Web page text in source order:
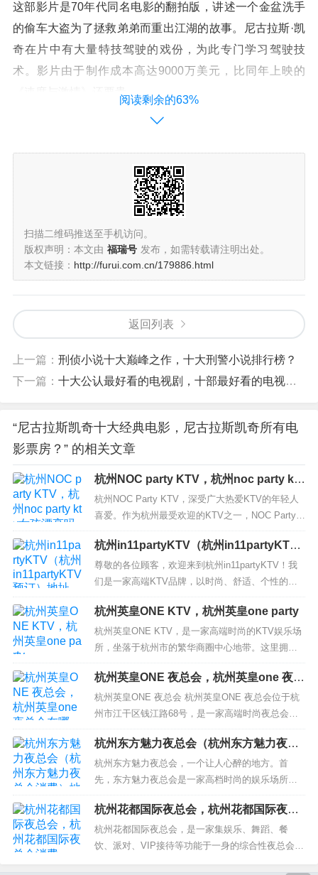
这部影片是70年代同名电影的翻拍版，讲述一个金盆洗手
的偷车大盗为了拯救弟弟而重出江湖的故事。尼古拉斯·凯
奇在片中有大量特技驾驶的戏份，为此专门学习驾驶技
术。影片由于制作成本高达9000万美元，比同年上映的
《速度与激情》还要贵。
7. 《变脸》，全球票房：2.45亿美元
这是尼古拉斯·凯奇在1997年出演的两部动作片之一，北美
票房均突破1亿美元。《变脸》位列北美年度第8，是华人
导演吴宇森在美国最受好评的作品，也是他晋升为商业导
演的契机。
8. 《勇闯夺命岛》，全球票房：3.35亿美元
主演。影片制作成本为7500万美元，从《独立日》手中抢
下1.34亿美元票房，位列北美票房年度第四。
9. 《国家宝藏》，全球票房：3.47亿美元
这两部影片是尼古拉斯·凯奇全球票房最高的作品，是其主
演的唯一两部票房突破4亿美元的电影。两部作品延续了前
作的风格，充满了爆米花电影的娱乐性。凯奇也因为这两
部电影获得了全球观众的喜爱和赞誉。
全球“烂片之王”尼古拉斯·凯奇，摆烂二十年后，华丽归来
尼古拉斯·凯奇，上世纪红极一时的商业动作片巨星，他出
身大名鼎鼎的“科波拉家族”。爷爷卡曼·科波拉拿过奥斯卡
和金球奖最佳原创音乐。叔叔弗朗西斯·福特·科波拉导过史
诗影片《教父》三部曲和《现代启示录》，是奥斯卡终身
成就奖得主。在这样的家族环境熏陶下，凯奇16岁便确定
了自己的演员之路，31岁就凭《离开拉斯维加斯》获奥斯
卡影帝。
可惜后来投资失败，再加花钱大手大脚，迫使他不得不转
型，从原本的文艺青年变身成披荆斩棘的动作英雄。《勇
闯夺命岛》《变脸》《空中监狱》《国家宝藏》《极速60
秒》……这些成功的商业动作大片，不仅令凯奇斩获影迷
喜爱，也为他积累了大量财富，使得他有了更多挥霍的资
阅读剩余的63%
扫描二维码推送至手机访问。
版权声明：本文由 福瑞号 发布，如需转载请注明出处。
本文链接： http://furui.com.cn/179886.html
返回列表
上一篇： 刑侦小说十大巅峰之作，十大刑警小说排行榜？
下一篇： 十大公认最好看的电视剧，十部最好看的电视剧？
“尼古拉斯凯奇十大经典电影，尼古拉斯凯奇所有电
影票房？” 的相关文章
杭州NOC party KTV，杭州noc party ktv
女孩漂亮吗
杭州NOC Party KTV，深受广大热爱KTV的年轻人
喜爱。作为杭州最受欢迎的KTV之一，NOC Party K
TV拥有先进的音响设备和豪华的装修设计，可以给
您带来最好的视听享受。在这里，您不仅可以享受
顶级的音效设备，而且可以通过我们多样化的饮
品、美食以及高品质的服务为您提供无于伦比的娱
乐享受。...
杭州in11partyKTV（杭州in11partyKTV
预订）地址_消费_评分_电话
尊敬的各位顾客，欢迎来到杭州in11partyKTV！我
们是一家高端KTV品牌，以时尚、舒适、个性的服
务理念为主导，致力于为广大音乐爱好者打造一个
完美的音乐空间，让您享受专业音效、精致环境、
丰富的饮品和贴心服务。 in11partyKTV汇聚了最新
最全最时尚的歌曲，还有顶级的音响设备和高清的
影音...
杭州英皇ONE KTV，杭州英皇one party
杭州英皇ONE KTV，是一家高端时尚的KTV娱乐场
所，坐落于杭州市的繁华商圈中心地带。这里拥有
先进的音响设备和丰富的KTV娱乐资源，能够满足
您放松身心、畅享音乐的需求。 来到英皇ONE KT
V，您能够感受到它独特时尚的氛围和服务贴心的细
节。豪华的装修和独特的灯光设计，构建出一个与
众不同的视觉盛宴...
杭州英皇ONE 夜总会，杭州英皇one 夜总
会在哪
杭州英皇ONE 夜总会 杭州英皇ONE 夜总会位于杭
州市江干区钱江路68号，是一家高端时尚夜总会，
汇聚了国内外最好的音乐、舞台、设备和服务，为
每位客人带来一场最棒的夜晚体验。 这里有最前沿
的音响设备，超低的噪音，让音乐不再仅仅只是听
觉享受，更是一种身临其境的感受。舞台上有最精
彩的表演，最酷炫的灯光...
杭州东方魅力夜总会（杭州东方魅力夜总
会消费）地址_消费_评分_电话
杭州东方魅力夜总会，一个让人心醉的地方。首
先，东方魅力夜总会是一家高档时尚的娱乐场所。
这里采用了现代化的设计风格，让人一进入就仿佛
置身于别样的世界。充满异域风情的装饰和炫酷的
灯光效果，让整个夜总会散发出浓厚的艺术气息。
其次，东方魅力夜总会的演出也是别具特色。这里
杭州花都国际夜总会，杭州花都国际夜总
会消费
杭州花都国际夜总会，是一家集娱乐、舞蹈、餐
饮、派对、VIP接待等功能于一身的综合性夜总会。